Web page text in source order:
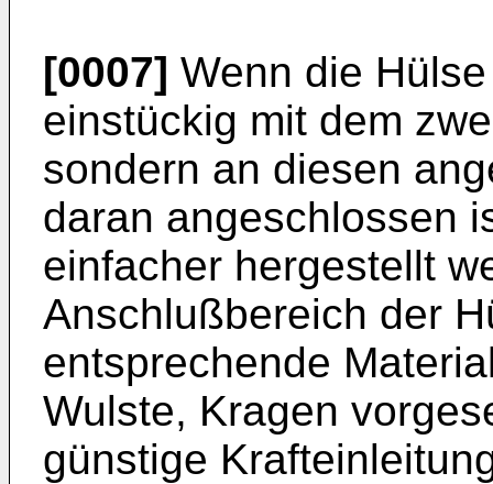
[0007] Wenn die
einstückig mit dem
sondern an diesen
daran angeschlossen
einfacher hergestellt
Anschlußbereich der
entsprechende
Wulste, Kragen
günstige